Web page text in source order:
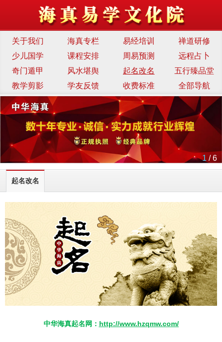
关于我们 海真专栏 易经培训
禅道研修
少儿国学
课程安排 周易预测
远程占卜
奇门遁甲
风水堪舆 起名改名
五行臻品堂
教学剪影
学友反馈 收费标准 全部导航
1 / 6
起名改名
中华海真起名网： http://www.hzqmw.com/